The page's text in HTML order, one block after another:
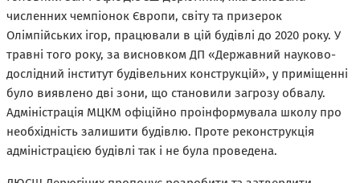
численних чемпіонок Європи, світу та призерок
Олімпійських ігор, працювали в цій будівлі до 2020 року. У
травні того року, за висновком ДП «Державний науково-
дослідний інститут будівельних конструкцій», у приміщенні
було виявлено дві зони, що становили загрозу обвалу.
Адміністрація МЦКМ офіційно проінформувала школу про
необхідність залишити будівлю. Проте реконструкція
адміністрацією будівлі так і не була проведена.